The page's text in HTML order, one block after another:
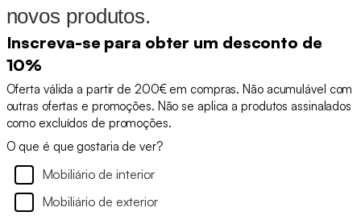
novos produtos.
Inscreva-se para obter um desconto de
10%
Oferta válida a partir de 200€ em compras. Não acumulável com
outras ofertas e promoções. Não se aplica a produtos assinalados
como excluídos de promoções.
O que é que gostaria de ver?
Mobiliário de interior
Mobiliário de exterior